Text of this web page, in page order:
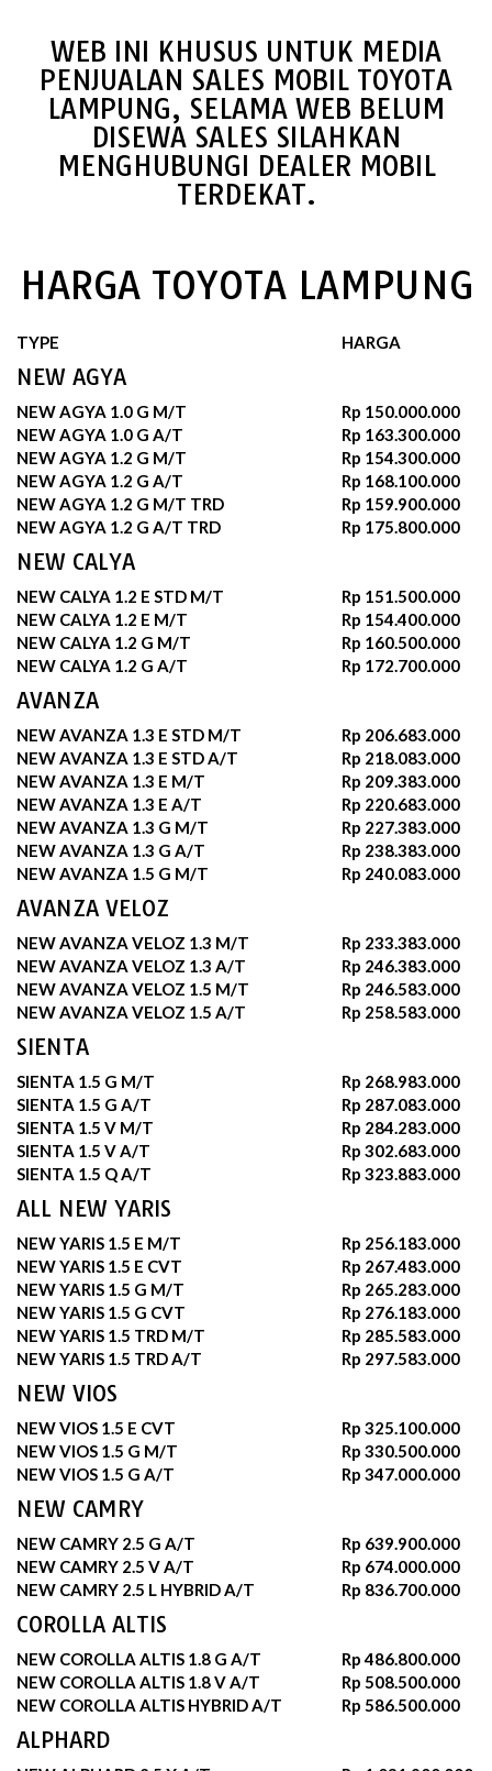
WEB INI KHUSUS UNTUK MEDIA
PENJUALAN SALES MOBIL TOYOTA
LAMPUNG, SELAMA WEB BELUM
DISEWA SALES SILAHKAN
MENGHUBUNGI DEALER MOBIL
TERDEKAT.
HARGA TOYOTA LAMPUNG
TYPE HARGA
NEW AGYA
NEW AGYA 1.0 G M/T
Rp 150.000.000
NEW AGYA 1.0 G A/T
Rp 163.300.000
NEW AGYA 1.2 G M/T
Rp 154.300.000
NEW AGYA 1.2 G A/T
Rp 168.100.000
NEW AGYA 1.2 G M/T TRD
Rp 159.900.000
NEW AGYA 1.2 G A/T TRD
Rp 175.800.000
NEW CALYA
NEW CALYA 1.2 E STD M/T
Rp 151.500.000
NEW CALYA 1.2 E M/T
Rp 154.400.000
NEW CALYA 1.2 G M/T
Rp 160.500.000
NEW CALYA 1.2 G A/T
Rp 172.700.000
AVANZA
NEW AVANZA 1.3 E STD M/T
Rp 206.683.000
NEW AVANZA 1.3 E STD A/T
Rp 218.083.000
NEW AVANZA 1.3 E M/T
Rp 209.383.000
NEW AVANZA 1.3 E A/T
Rp 220.683.000
NEW AVANZA 1.3 G M/T
Rp 227.383.000
NEW AVANZA 1.3 G A/T
Rp 238.383.000
NEW AVANZA 1.5 G M/T
Rp 240.083.000
AVANZA VELOZ
NEW AVANZA VELOZ 1.3 M/T
Rp 233.383.000
NEW AVANZA VELOZ 1.3 A/T
Rp 246.383.000
NEW AVANZA VELOZ 1.5 M/T
Rp 246.583.000
NEW AVANZA VELOZ 1.5 A/T
Rp 258.583.000
SIENTA
SIENTA 1.5 G M/T
Rp 268.983.000
SIENTA 1.5 G A/T
Rp 287.083.000
SIENTA 1.5 V M/T
Rp 284.283.000
SIENTA 1.5 V A/T
Rp 302.683.000
SIENTA 1.5 Q A/T
Rp 323.883.000
ALL NEW YARIS
NEW YARIS 1.5 E M/T
Rp 256.183.000
NEW YARIS 1.5 E CVT
Rp 267.483.000
NEW YARIS 1.5 G M/T
Rp 265.283.000
NEW YARIS 1.5 G CVT
Rp 276.183.000
NEW YARIS 1.5 TRD M/T
Rp 285.583.000
NEW YARIS 1.5 TRD A/T
Rp 297.583.000
NEW VIOS
NEW VIOS 1.5 E CVT
Rp 325.100.000
NEW VIOS 1.5 G M/T
Rp 330.500.000
NEW VIOS 1.5 G A/T
Rp 347.000.000
NEW CAMRY
NEW CAMRY 2.5 G A/T
Rp 639.900.000
NEW CAMRY 2.5 V A/T
Rp 674.000.000
NEW CAMRY 2.5 L HYBRID A/T
Rp 836.700.000
COROLLA ALTIS
NEW COROLLA ALTIS 1.8 G A/T
Rp 486.800.000
NEW COROLLA ALTIS 1.8 V A/T
Rp 508.500.000
NEW COROLLA ALTIS HYBRID A/T
Rp 586.500.000
ALPHARD